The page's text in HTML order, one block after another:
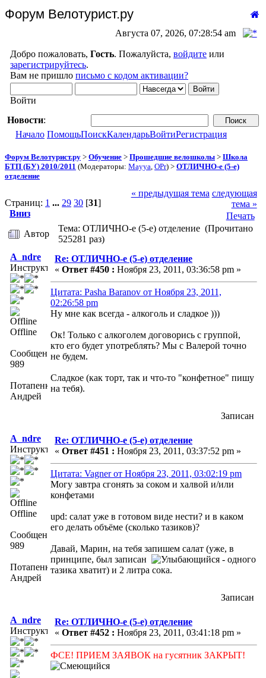
Форум Велотурист.ру
Августа 07, 2026, 07:28:54 am
Добро пожаловать, Гость. Пожалуйста, войдите или
зарегистрируйтесь.
Вам не пришло письмо с кодом активации?
Войти
Новости:
Начало ПомощьПоискКалендарьВойтиРегистрация
Форум Велотурист.ру > Обучение > Прошедшие велошколы > Школа
БТП (БУ) 2010/2011 (Модераторы: Mayya OPr) > ОТЛИЧНО-е (5-е)
отделение
Страниц: 1 ... 29 30 [31]
Вниз
« предыдущая тема следующая
тема »
Печать
Автор
Тема: ОТЛИЧНО-е (5-е) отделение (Прочитано
525281 раз)
A_ndre
Инструктор
Offline
Сообщений:
989
Потапенко
Андрей
Re: ОТЛИЧНО-е (5-е) отделение
« Ответ #450 : Ноября 23, 2011, 03:36:58 pm »
Цитата: Pasha Baranov от Ноября 23, 2011,
02:26:58 pm
Ну мне как всегда - алкоголь и сладкое )))
Ок! Только с алкоголем договорись с группой,
кто его будет употреблять? Мы с Валерой точно
не будем.
Сладкое (как торт, так и что-то "конфетное" пишу
на тебя).
Записан
A_ndre
Инструктор
Offline
Сообщений:
989
Потапенко
Андрей
Re: ОТЛИЧНО-е (5-е) отделение
« Ответ #451 : Ноября 23, 2011, 03:37:52 pm »
Цитата: Vagner от Ноября 23, 2011, 03:02:19 pm
Могу завтра сгонять за соком и халвой и/или
конфетами
upd: салат уже в готовом виде нести? и в каком
его делать объёме (сколько тазиков)?
Давай, Марин, на тебя запишем салат (уже, в
принципе, был записан
- одного
тазика хватит) и 2 литра сока.
Записан
A_ndre
Инструктор
Re: ОТЛИЧНО-е (5-е) отделение
« Ответ #452 : Ноября 23, 2011, 03:41:18 pm »
ФСЕ! ПРИЕМ ЗАЯВОК на гусятник ЗАКРЫТ!